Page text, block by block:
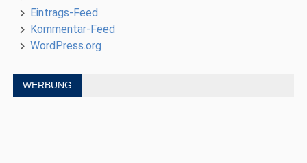
Eintrags-Feed
Kommentar-Feed
WordPress.org
WERBUNG